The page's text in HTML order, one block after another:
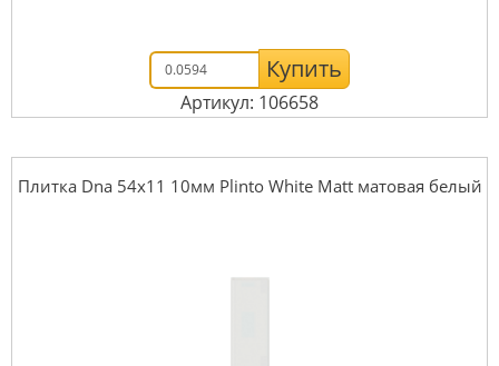
Купить
Артикул: 106658
Плитка Dna 54x11 10мм Plinto White Matt матовая белый